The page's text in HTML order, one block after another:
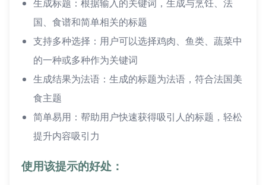
生成标题：根据输入的关键词，生成与烹饪、法
国、食谱和简单相关的标题
支持多种选择：用户可以选择鸡肉、鱼类、蔬菜中
的一种或多种作为关键词
生成结果为法语：生成的标题为法语，符合法国美
食主题
简单易用：帮助用户快速获得吸引人的标题，轻松
提升内容吸引力
使用该提示的好处：